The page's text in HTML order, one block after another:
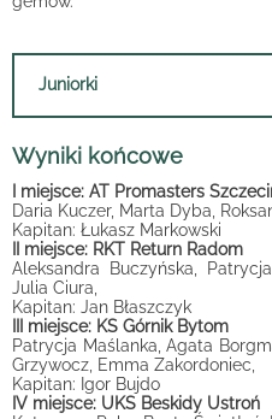
Juniorki
Wyniki końcowe
I miejsce: AT Promasters
Daria Kuczer, Marta Dyba,
Kapitan: Łukasz Markowski
II miejsce: RKT Return Radom
Aleksandra Buczyńska,
Julia Ciura,
Kapitan: Jan Błaszczyk
III miejsce: KS Górnik Bytom
Patrycja Maślanka, Agata
Grzywocz, Emma Zakordoniec,
Kapitan: Igor Bujdo
IV miejsce: UKS Beskidy Ustroń